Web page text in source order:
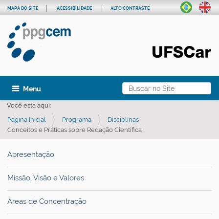
Busca
Busca Avançada…
MAPA DO SITE ACESSIBILIDADE ALTO CONTRASTE
Toggle navigation
Você está aqui:
Página Inicial
Programa
Disciplinas
Conceitos e Práticas sobre Redação Científica
Apresentação
Missão, Visão e Valores
Áreas de Concentração